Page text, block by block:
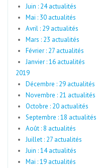
Juin : 24 actualités
Mai : 30 actualités
Avril : 29 actualités
Mars : 23 actualités
Février : 27 actualités
Janvier : 16 actualités
2019
Décembre : 29 actualités
Novembre : 21 actualités
Octobre : 20 actualités
Septembre : 18 actualités
Août : 8 actualités
Juillet : 27 actualités
Juin : 14 actualités
Mai : 19 actualités